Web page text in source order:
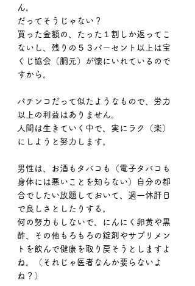
ん。
だってそうじゃない？
買った金額の、たった１割しか返ってこ
ないし、残りの５３パーセント以上は宝
くじ協会（胴元）が懐にいれているので
すから。
パチンコだって似たようなもので、労力
以上の利益はありません。
人間は生きていく中で、実にラク（楽）
にしようと努力します。
男性は、お酒もタバコも（電子タバコも
身体には悪いことを知らない）自分の都
合でしたい放題しておいて、週一休肝日
で良しさとしたりする。
何の努力もしないで、にんにく卵黄や黒
酢、その他もろもろの錠剤やサプリメン
トを飲んで健康を取り戻そうとしますよ
ね。（それじゃ医者なんか要らないよ
ね？）